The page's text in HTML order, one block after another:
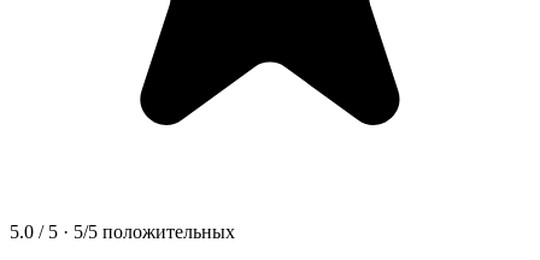
5.0 / 5 · 5/5 положительных